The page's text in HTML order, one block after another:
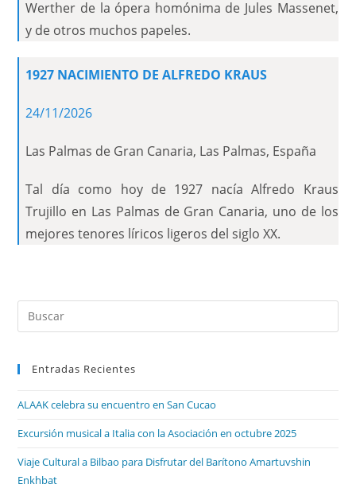
Werther de la ópera homónima de Jules Massenet,
y de otros muchos papeles.
1927 NACIMIENTO DE ALFREDO KRAUS
24/11/2026
Las Palmas de Gran Canaria, Las Palmas, España
Tal día como hoy de 1927 nacía Alfredo Kraus
Trujillo en Las Palmas de Gran Canaria, uno de los
mejores tenores líricos ligeros del siglo XX.
Entradas Recientes
ALAAK celebra su encuentro en San Cucao
Excursión musical a Italia con la Asociación en octubre 2025
Viaje Cultural a Bilbao para Disfrutar del Barítono Amartuvshin
Enkhbat